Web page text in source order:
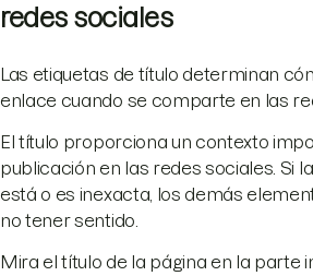
redes sociales
Las etiquetas de título determinan
enlace cuando se comparte en las
El título proporciona un contexto
publicación en las redes sociales. Si
está o es inexacta, los demás
no tener sentido.
Mira el título de la página en la parte